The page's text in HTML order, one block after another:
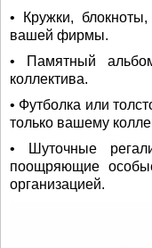
• Кружки,
вашей фирмы.
• Памятный
коллектива.
• Футболка или
только вашему
• Шуточные
поощряющие
организацией.